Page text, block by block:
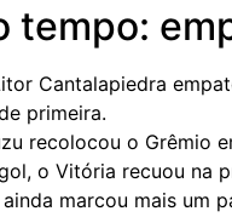
tempo:
Cantalapiedra
primeira.
recolocou o Grêmio
o Vitória recuou na
ainda marcou mais um